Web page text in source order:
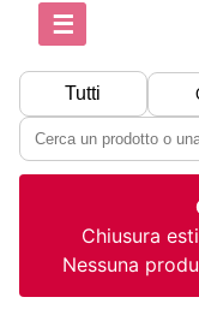
☰
Tutti
Chiusura
Nessuna